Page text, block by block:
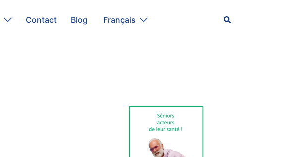
Contact Blog Français Rechercher